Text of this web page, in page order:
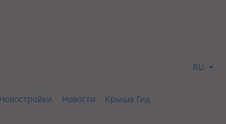
RU
Новостройки Новости Крыша Гид